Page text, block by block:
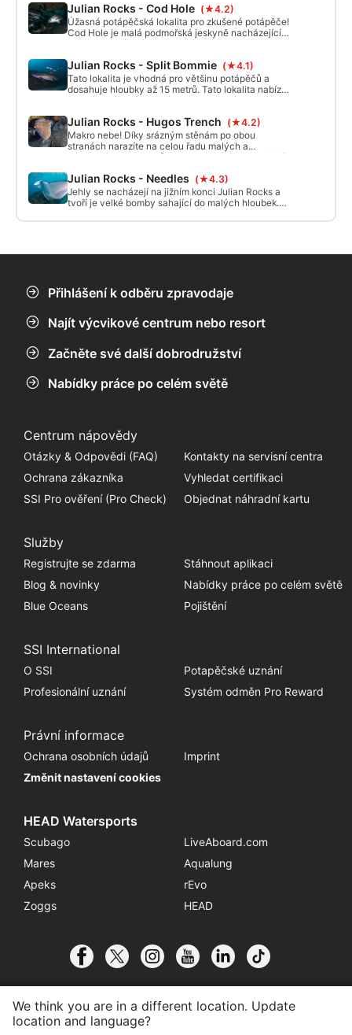
Julian Rocks - Cod Hole (★4.2)
Úžasná potápěčská lokalita pro zkušené potápěče!
Cod Hole je malá podmořská jeskyně nacházející
se na severním cípu a otevírá se v hloubce
Julian Rocks - Split Bommie (★4.1)
Tato lokalita je vhodná pro většinu potápěčů a
dosahuje hloubky až 15 metrů. Tato lokalita nabízí
skvělé potápění po celý rok s množstvím velkých i
Julian Rocks - Hugos Trench (★4.2)
Makro nebe! Díky srázným stěnám po obou
stranách narazíte na celou řadu malých a
nádherných živočichů, jako jsou naháči, španělští
Julian Rocks - Needles (★4.3)
Jehly se nacházejí na jižním konci Julian Rocks a
tvoří je velké bomby sahající do malých hloubek.
po celý rok co pozorovat.
Přihlášení k odběru zpravodaje
Najít výcvikové centrum nebo resort
Začněte své další dobrodružství
Nabídky práce po celém světě
Centrum nápovědy
Otázky & Odpovědi (FAQ)
Kontakty na servisní centra
Ochrana zákazníka
Vyhledat certifikaci
SSI Pro ověření (Pro Check)
Objednat náhradní kartu
Služby
Registrujte se zdarma
Stáhnout aplikaci
Blog & novinky
Nabídky práce po celém světě
Blue Oceans
Pojištění
SSI International
O SSI
Potapěčské uznání
Profesionální uznání
Systém odměn Pro Reward
Právní informace
Ochrana osobních údajů
Imprint
Změnit nastavení cookies
HEAD Watersports
Scubago
LiveAboard.com
Mares
Aqualung
Apeks
rEvo
Zoggs
HEAD
We think you are in a different location. Update
location and language?